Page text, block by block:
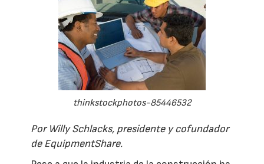
thinkstockphotos-85446532
Por Willy Schlacks, presidente y cofundador
de EquipmentShare.